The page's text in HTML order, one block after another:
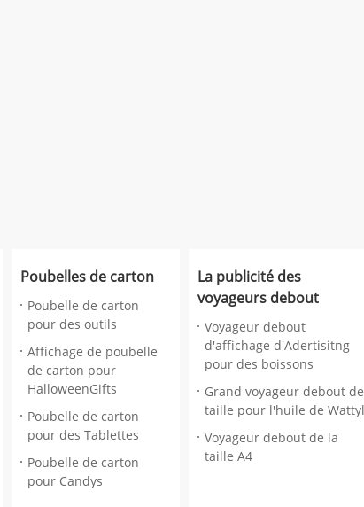
Poubelles de carton
Poubelle de carton
pour des outils
Affichage de poubelle
de carton pour
HalloweenGifts
Poubelle de carton
pour des Tablettes
Poubelle de carton
pour Candys
La publicité des
voyageurs debout
Voyageur debout
d'affichage d'Adertisitng
pour des boissons
Grand voyageur debout de
taille pour l'huile de Wattyl
Voyageur debout de la
taille A4